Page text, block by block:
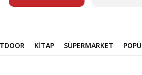
KİTAP SÜPERMARKET